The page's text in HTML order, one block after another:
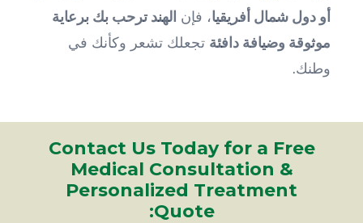
أو دول شمال أفريقيا، فإن الهند ترحب بك برعاية
موثوقة وضيافة دافئة تجعلك تشعر وكأنك في
وطنك.
Contact Us Today for a Free
Medical Consultation &
Personalized Treatment
Quote: